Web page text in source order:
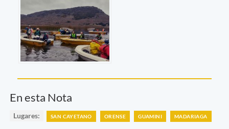
En esta Nota
Lugares: SAN CAYETANO ORENSE GUAMINI MADARIAGA